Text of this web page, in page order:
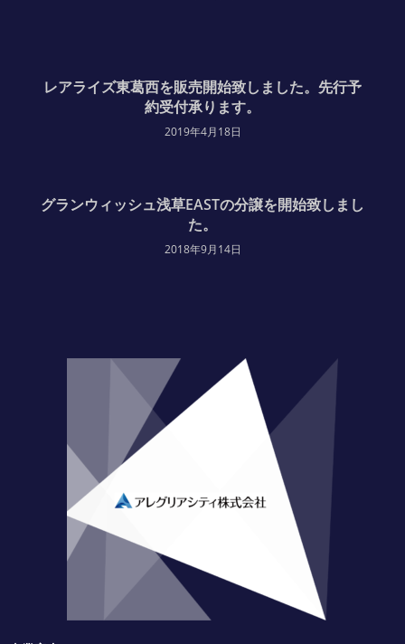
レアライズ東葛西を販売開始致しました。先行予
約受付承ります。
2019年4月18日
グランウィッシュ浅草EASTの分譲を開始致しまし
た。
2018年9月14日